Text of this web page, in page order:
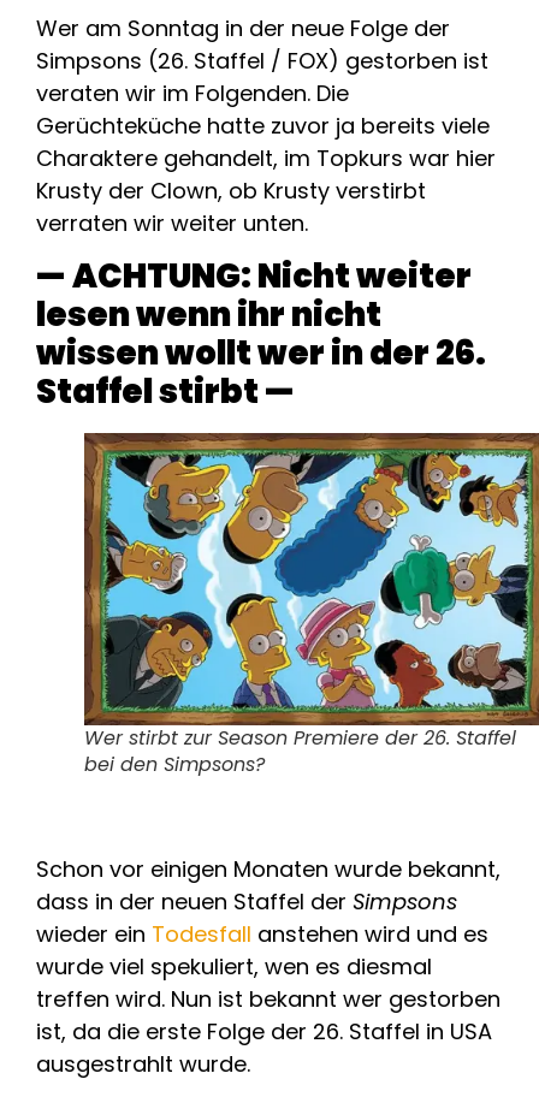
Wer am Sonntag in der neue Folge der
Simpsons (26. Staffel / FOX) gestorben ist
veraten wir im Folgenden. Die
Gerüchteküche hatte zuvor ja bereits viele
Charaktere gehandelt, im Topkurs war hier
Krusty der Clown, ob Krusty verstirbt
verraten wir weiter unten.
— ACHTUNG: Nicht weiter
lesen wenn ihr nicht
wissen wollt wer in der 26.
Staffel stirbt —
Wer stirbt zur Season Premiere der 26. Staffel
bei den Simpsons?
Schon vor einigen Monaten wurde bekannt,
dass in der neuen Staffel der Simpsons
wieder ein Todesfall anstehen wird und es
wurde viel spekuliert, wen es diesmal
treffen wird. Nun ist bekannt wer gestorben
ist, da die erste Folge der 26. Staffel in USA
ausgestrahlt wurde.